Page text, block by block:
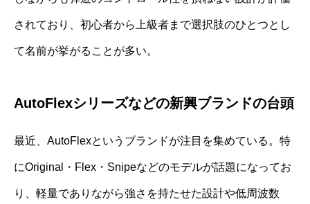
されており、初心者から上級者まで選択肢のひとつとし
て名前が挙がることが多い。
AutoFlexシリーズなどの新興ブランドの台頭
最近、AutoFlexというブランドが注目を集めている。特
にOriginal・Flex・Snipeなどのモデルが話題になってお
り、軽量でありながら強さを持たせた設計や低周波数